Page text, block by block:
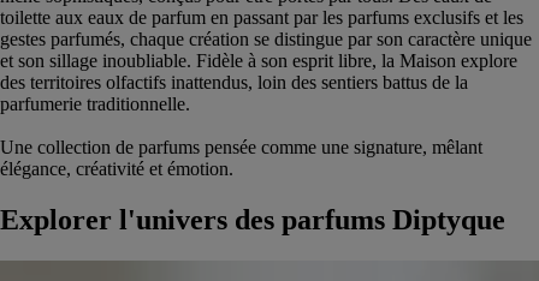
toilette aux eaux de parfum en passant par les parfums exclusifs et les
gestes parfumés, chaque création se distingue par son caractère unique
et son sillage inoubliable. Fidèle à son esprit libre, la Maison explore
des territoires olfactifs inattendus, loin des sentiers battus de la
parfumerie traditionnelle.
Une collection de parfums pensée comme une signature, mêlant
élégance, créativité et émotion.
Explorer l'univers des parfums Diptyque